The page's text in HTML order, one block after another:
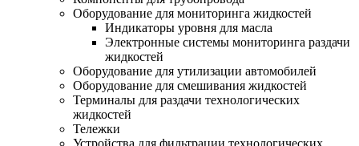
Оборудование для мониторинга жидкостей
Индикаторы уровня для масла
Электронные системы мониторинга раздачи
жидкостей
Оборудование для утилизации автомобилей
Оборудование для смешивания жидкостей
Терминалы для раздачи технологических
жидкостей
Тележки